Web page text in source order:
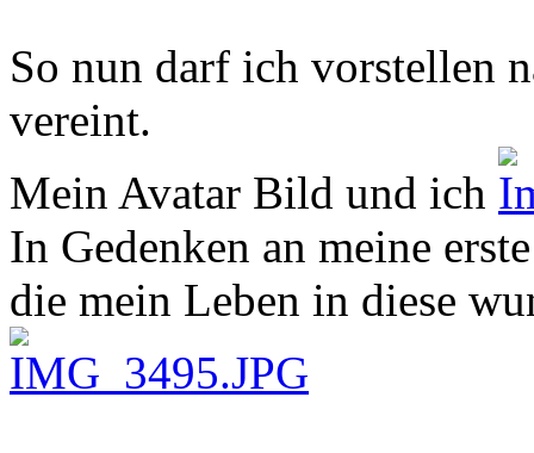
So nun darf ich vorstellen
vereint.
Mein Avatar Bild und ich
In Gedenken an meine
die mein Leben in diese